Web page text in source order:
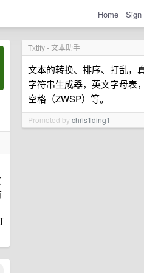
Home Sign
Txtify - 文本助手
文本的转换、排序、打乱，
字符串生成器，英文字母表
空格（ZWSP）等。
Promoted bychris1ding1